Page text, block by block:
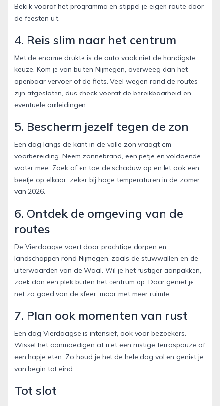
Bekijk vooraf het programma en stippel je eigen route door
de feesten uit.
4. Reis slim naar het centrum
Met de enorme drukte is de auto vaak niet de handigste
keuze. Kom je van buiten Nijmegen, overweeg dan het
openbaar vervoer of de fiets. Veel wegen rond de routes
zijn afgesloten, dus check vooraf de bereikbaarheid en
eventuele omleidingen.
5. Bescherm jezelf tegen de zon
Een dag langs de kant in de volle zon vraagt om
voorbereiding. Neem zonnebrand, een petje en voldoende
water mee. Zoek af en toe de schaduw op en let ook een
beetje op elkaar, zeker bij hoge temperaturen in de zomer
van 2026.
6. Ontdek de omgeving van de
routes
De Vierdaagse voert door prachtige dorpen en
landschappen rond Nijmegen, zoals de stuwwallen en de
uiterwaarden van de Waal. Wil je het rustiger aanpakken,
zoek dan een plek buiten het centrum op. Daar geniet je
net zo goed van de sfeer, maar met meer ruimte.
7. Plan ook momenten van rust
Een dag Vierdaagse is intensief, ook voor bezoekers.
Wissel het aanmoedigen af met een rustige terraspauze of
een hapje eten. Zo houd je het de hele dag vol en geniet je
van begin tot eind.
Tot slot